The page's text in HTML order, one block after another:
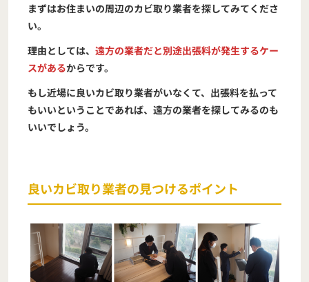
まずはお住まいの周辺のカビ取り業者を探してみてくださ
い。
理由としては、 遠方の業者だと別途出張料が発生するケー
スがあるからです。
もし近場に良いカビ取り業者がいなくて、出張料を払って
もいいということであれば、遠方の業者を探してみるのも
いいでしょう。
良いカビ取り業者の見つけるポイント